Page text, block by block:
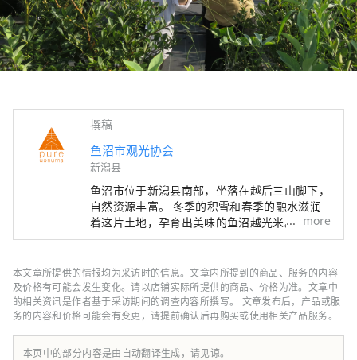
撰稿
鱼沼市观光协会
新潟县
鱼沼市位于新潟县南部，坐落在越后三山脚下，
自然资源丰富。 冬季的积雪和春季的融水滋润
着这片土地，孕育出美味的鱼沼越光米。 春季
樱花烂漫，绿意盎然；夏季户外体验；秋季金黄
着令人心动的美景，让人忍不住想拍照留念。
旅行结束后，不妨泡个温泉放松一下。新鲜煮熟
的越光米和野菜等雪国独有的美味，定会让您心
满意足。 从东京乘坐新干线约2小时即可到达。
何不悠闲地体验一次旅行，感受大自然与人文的
温暖？
more
本文章所提供的情报均为采访时的信息。文章内所提到的商品、服务的内容
及价格有可能会发生变化。请以店铺实际所提供的商品、价格为准。文章中
的相关资讯是作者基于采访期间的调查内容所撰写。 文章发布后，产品或服
务的内容和价格可能会有变更，请提前确认后再购买或使用相关产品服务。
本页中的部分内容是由自动翻译生成，请见谅。